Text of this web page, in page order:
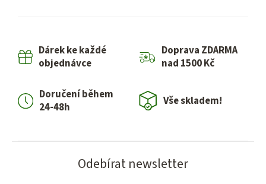
d
v
p
v
Dárek ke každé
objednávce
Doprava ZDARMA
nad 1500 Kč
Doručení během
24-48h
Vše skladem!
Odebírat newsletter